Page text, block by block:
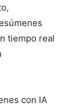
tiempo real
con IA